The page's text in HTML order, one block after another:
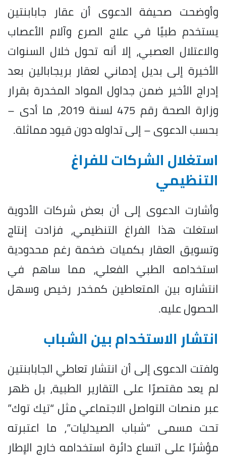
وأوضحت صحيفة الدعوى أن عقار جابابنتين
يستخدم طبيًا في علاج الصرع وآلام الأعصاب
والاعتلال العصبي، إلا أنه تحول خلال السنوات
الأخيرة إلى بديل إدماني لعقار بريجابالين بعد
إدراج الأخير ضمن جداول المواد المخدرة بقرار
وزارة الصحة رقم 475 لسنة 2019، ما أدى –
بحسب الدعوى – إلى تداوله دون قيود مماثلة.
استغلال الشركات للفراغ
التنظيمي
وأشارت الدعوى إلى أن بعض شركات الأدوية
استغلت هذا الفراغ التنظيمي، فزادت إنتاج
وتسويق العقار بكميات ضخمة رغم محدودية
استخدامه الطبي الفعلي، مما ساهم في
انتشاره بين المتعاطين كمخدر رخيص وسهل
الحصول عليه.
انتشار الاستخدام بين الشباب
ولفتت الدعوى إلى أن انتشار تعاطي الجابابنتين
لم يعد مقتصرًا على التقارير الطبية، بل ظهر
عبر منصات التواصل الاجتماعي مثل “تيك توك”
تحت مسمى “شباب الصيدليات”، ما اعتبرته
مؤشرًا على اتساع دائرة استخدامه خارج الإطار